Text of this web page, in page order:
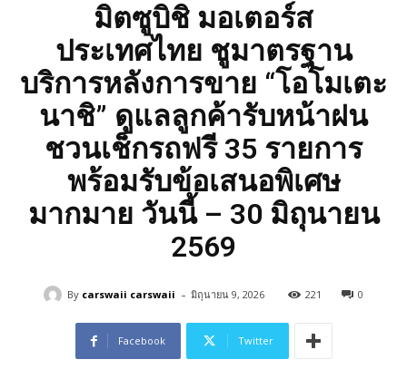
มิตซูบิชิ มอเตอร์ส
ประเทศไทย ชูมาตรฐาน
บริการหลังการขาย “โอโมเตะ
นาชิ” ดูแลลูกค้ารับหน้าฝน
ชวนเช็กรถฟรี 35 รายการ
พร้อมรับข้อเสนอพิเศษ
มากมาย วันนี้ – 30 มิถุนายน
2569
By carswaii carswaii - มิถุนายน 9, 2026 221 0
Facebook Twitter